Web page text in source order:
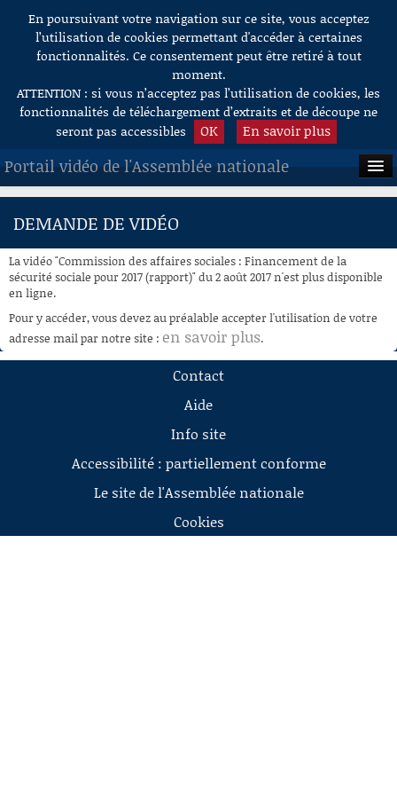
Aller au contenu
En poursuivant votre navigation sur ce site, vous acceptez
l’utilisation de cookies permettant d'accéder à certaines
fonctionnalités. Ce consentement peut être retiré à tout
moment.
ATTENTION : si vous n’acceptez pas l’utilisation de cookies, les
fonctionnalités de téléchargement d’extraits et de découpe ne
seront pas accessibles
OK En savoir plus
Portail vidéo de l'Assemblée nationale
ACCUEIL
À LA DEMANDE
RECHERCHE
AIDE À LA DÉCOUPE
DE VIDÉOS
DEMANDE DE VIDÉO
La vidéo "Commission des affaires sociales : Financement de la
sécurité sociale pour 2017 (rapport)" du 2 août 2017 n'est plus disponible
en ligne.
Pour y accéder, vous devez au préalable accepter l'utilisation de votre
adresse mail par notre site : en savoir plus.
Contact
Aide
Info site
Accessibilité : partiellement conforme
Le site de l'Assemblée nationale
Cookies